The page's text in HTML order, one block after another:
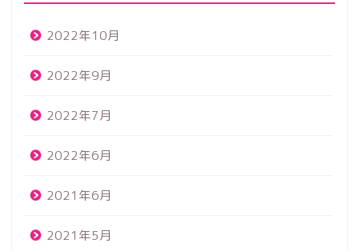
2022年10月
2022年9月
2022年7月
2022年6月
2021年6月
2021年5月